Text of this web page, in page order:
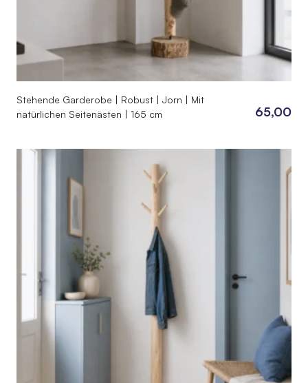
Stehende Garderobe | Robust | Jorn | Mit
natürlichen Seitenästen | 165 cm
65,00